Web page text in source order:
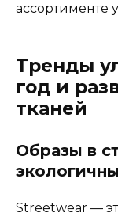
ассортименте
Тренды
год и
тканей
Образы в
Streetwear —